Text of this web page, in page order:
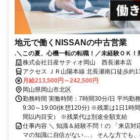
地元で働くNISSANの中古営業
.＼この夏、心機一転の転職！／未経験ＯＫ！
る安心な会社！賞与5.2か月支給！（昨年度実
株式会社日産サティオ岡山 西長瀬本店
アクセス ＪＲ山陽本線 北長瀬南口徒歩約
月給213,500円～242,500円
岡山県岡山市北区
勤務時間 実働時間：7時間30分/日 平均勤
9:30～19:00(休憩120分) ※残業は1日1時
間以内目安） ※残業代は別途全額支給
仕事内容 ＼ 知識＆経験不問！の 「来店対
マの知識に自信がない…」 そんな方でも